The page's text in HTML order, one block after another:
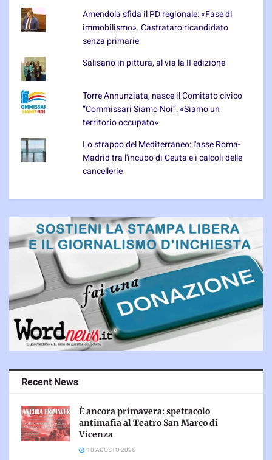
Amendola sfida il PD regionale: «Fase di
immobilismo». Castrataro ricandidato
senza primarie
Salisano in pittura, al via la II edizione
Torre Annunziata, nasce il Comitato civico
“Commissari Siamo Noi”: «Siamo un
territorio occupato»
Lo strappo del Mediterraneo: l'asse Roma-
Madrid tra l'incubo di Ceuta e i calcoli delle
cancellerie
Recent News
È ancora primavera: spettacolo
antimafia al Teatro San Marco di
Vicenza
10 AGOSTO 2026